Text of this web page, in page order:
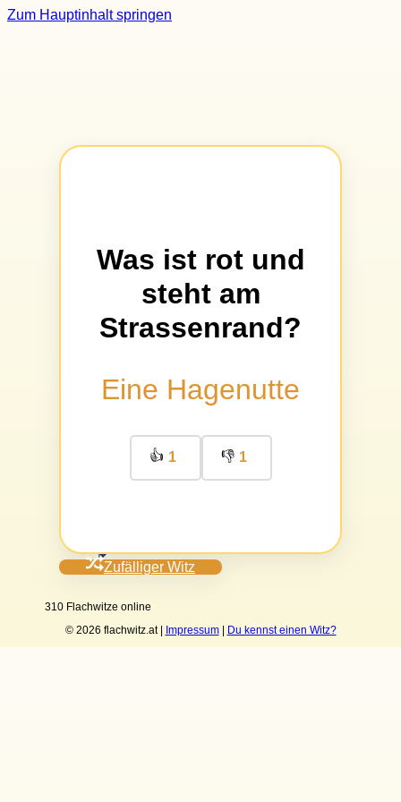
Zum Hauptinhalt springen
Was ist rot und
steht am
Strassenrand?
Eine Hagenutte
👍 1 👎 1
Zufälliger Witz
310 Flachwitze online
© 2026 flachwitz.at | Impressum| Du kennst einen Witz?